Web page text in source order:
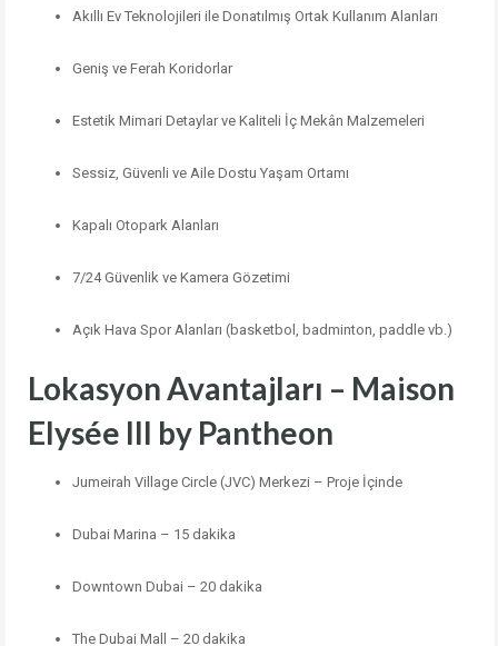
Akıllı Ev Teknolojileri ile Donatılmış Ortak Kullanım Alanları
Geniş ve Ferah Koridorlar
Estetik Mimari Detaylar ve Kaliteli İç Mekân Malzemeleri
Sessiz, Güvenli ve Aile Dostu Yaşam Ortamı
Kapalı Otopark Alanları
7/24 Güvenlik ve Kamera Gözetimi
Açık Hava Spor Alanları (basketbol, badminton, paddle vb.)
Lokasyon Avantajları – Maison
Elysée III by Pantheon
Jumeirah Village Circle (JVC) Merkezi – Proje İçinde
Dubai Marina – 15 dakika
Downtown Dubai – 20 dakika
The Dubai Mall – 20 dakika